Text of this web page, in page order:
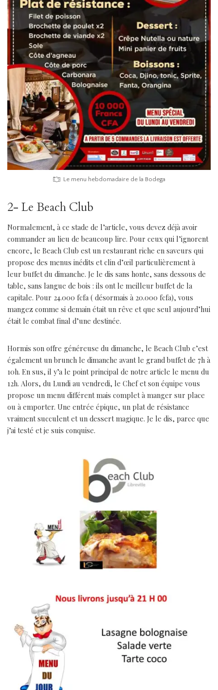
Le menu hebdomadaire de la Bodega
2- Le Beach Club
Normalement, à ce stade de l’article, vous devez déjà avoir
commander au lieu de beaucoup lire. Pour ceux qui l’ignorent
encore, le Beach Club est un restaurant riche en saveurs qui
propose des menus inédits et clin d’œil particulièrement à
leur buffet du dimanche. Je le dis sans honte, sans dessous de
table, sans langue de bois : ils ont le meilleur buffet de la
capitale. Pour 24.000 fcfa ( désormais à 20.000 fcfa), vous
mangez comme si demain était un rêve et que seul aujourd’hui
était le combat final d’une destinée.
Hormis son offre généreuse du dimanche, le Beach Club c’est
également un brunch le dimanche avant le grand buffet de 7h à
10h. En sus, il y’a le point principal de notre article le menu du
12h. Alors, du Lundi au vendredi, le Chef et son équipe vous
propose un menu différent mais complet à manger sur place
ou à emporter. Une entrée épique, un plat de résistance
vraiment succulent et un dessert magique. Je le dis, parce que
j’ai testé et je suis conquise.